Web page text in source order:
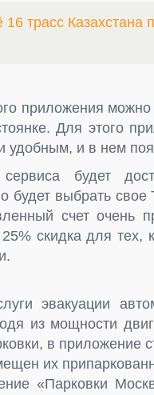
трасс Казахстана
приложения можно
Для этого
и в нем
будет
будет выбрать
счет очень
скидка для тех,
эвакуации
из мощности
в приложение
их
«Парковки